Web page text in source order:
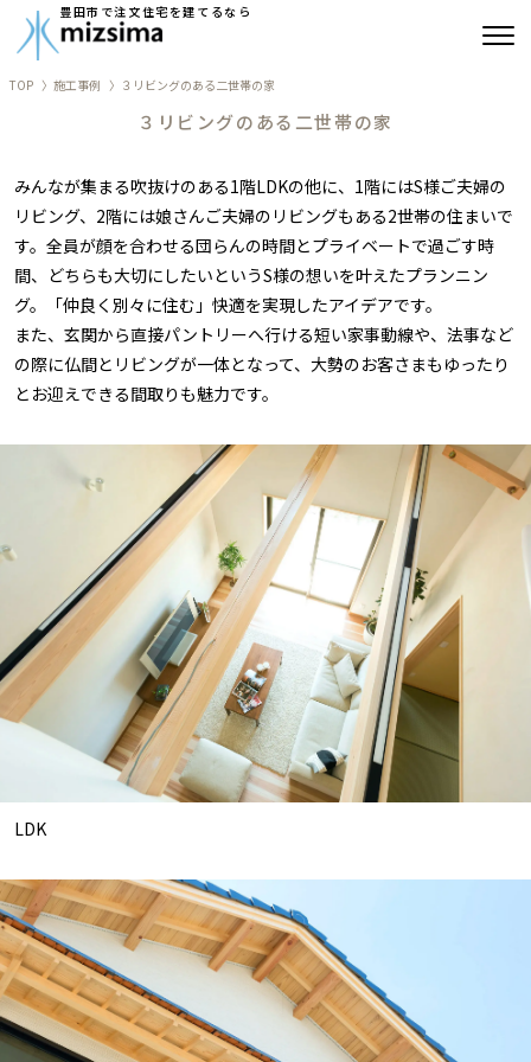
豊田市で注文住宅を建てるなら
リフォーム
古民家再生
建築実績
会社情報
ニュース
イベント情報
資料請求・お問い合わせ
TOP 施工事例 ３リビングのある二世帯の家
３リビングのある二世帯の家
みんなが集まる吹抜けのある1階LDKの他に、1階にはS様ご夫婦の
リビング、2階には娘さんご夫婦のリビングもある2世帯の住まいで
す。全員が顔を合わせる団らんの時間とプライベートで過ごす時
間、どちらも大切にしたいというS様の想いを叶えたプランニン
グ。「仲良く別々に住む」快適を実現したアイデアです。
また、玄関から直接パントリーへ行ける短い家事動線や、法事など
の際に仏間とリビングが一体となって、大勢のお客さまもゆったり
とお迎えできる間取りも魅力です。
LDK